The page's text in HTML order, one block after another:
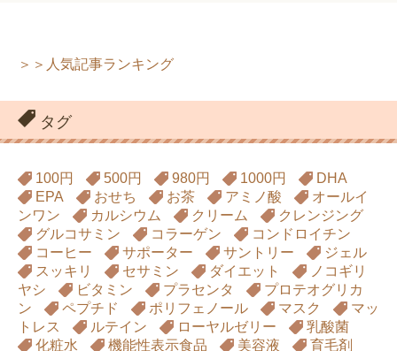
＞＞人気記事ランキング
タグ
100円 500円 980円 1000円
DHA
EPA
おせち お茶 アミノ酸
オールイ
ンワン
カルシウム クリーム
クレンジング
グルコサミン
コラーゲン
コンドロイチン
コーヒー
サポーター サントリー
ジェル
スッキリ
セサミン ダイエット
ノコギリ
ヤシ
ビタミン プラセンタ
プロテオグリカ
ン
ペプチド ポリフェノール マスク
マッ
トレス
ルテイン ローヤルゼリー
乳酸菌
化粧水
機能性表示食品 美容液
育毛剤